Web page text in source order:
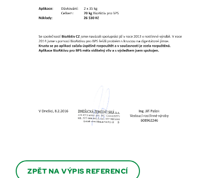
ZPĚT NA VÝPIS REFERENCÍ